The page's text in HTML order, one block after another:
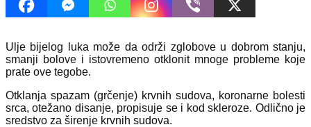
Ulje bijelog luka može da održi zglobove u dobrom stanju,
smanji bolove i istovremeno otklonit mnoge probleme koje
prate ove tegobe.
Otklanja spazam (grčenje) krvnih sudova, koronarne bolesti
srca, otežano disanje, propisuje se i kod skleroze. Odlično je
sredstvo za širenje krvnih sudova.